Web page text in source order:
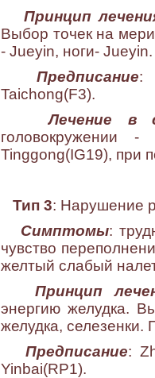
Принцип
Выбор точек на
- Jueyin, ноги- Jueyin.
Предписание:
Taichong(F3).
Лечение в
головокружении
Tinggong(IG19), при
Тип 3: Нарушение
Симптомы:
чувство
желтый слабый
Принцип
энергию желудка.
желудка, селезенки.
Предписание:
Yinbai(RP1).